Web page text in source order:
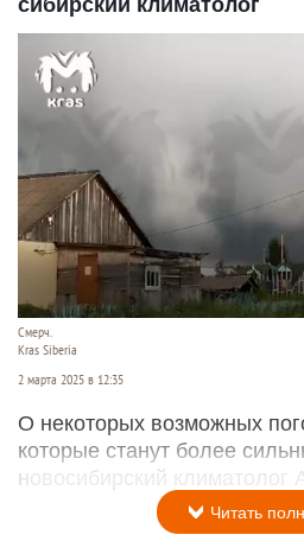
сибирский климатолог
Смерч.
Kras Siberia
2 марта 2025 в 12:35
О некоторых возможных
которые станут более
новосибирский
Читать